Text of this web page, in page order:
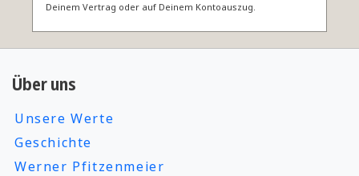
Deinem Vertrag oder auf Deinem Kontoauszug.
Über uns
Unsere Werte
Geschichte
Werner Pfitzenmeier